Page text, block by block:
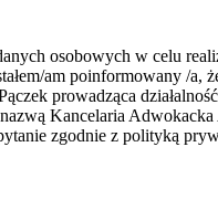
osobowych w celu
am poinformowany /a,
prowadząca
Kancelaria
zgodnie z polityką